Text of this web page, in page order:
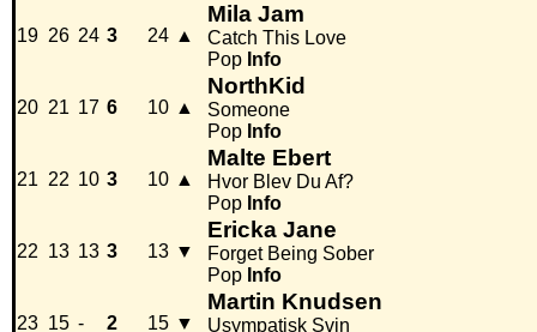
19 26 24 3 24 ▲
Mila Jam
Catch This Love
Pop Info
20 21 17 6 10 ▲
NorthKid
Someone
Pop Info
21 22 10 3 10 ▲
Malte Ebert
Hvor Blev Du Af?
Pop Info
22 13 13 3 13 ▼
Ericka Jane
Forget Being Sober
Pop Info
23 15 - 2 15 ▼
Martin Knudsen
Usympatisk Svin